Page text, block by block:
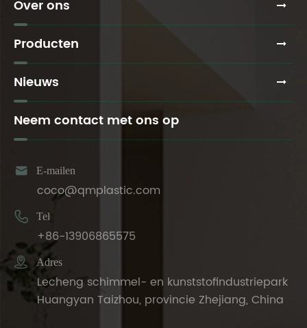
Over ons
Producten
Nieuws
Neem contact met ons op
 E-mailen
coco@qmplastic.com
 Tel
+86-13906865575
 Adres
Lecheng schimmel- en kunststofindustriepark
Huangyan Taizhou, provincie Zhejiang, China